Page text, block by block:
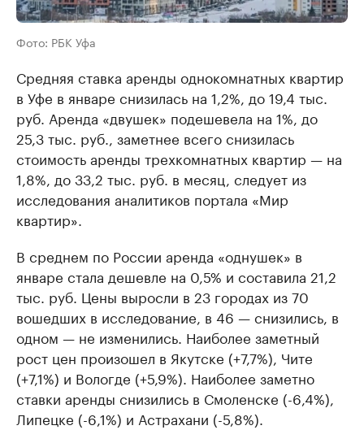
Фото: РБК Уфа
Средняя ставка аренды однокомнатных квартир
в Уфе в январе снизилась на 1,2%, до 19,4 тыс.
руб. Аренда «двушек» подешевела на 1%, до
25,3 тыс. руб., заметнее всего снизилась
стоимость аренды трехкомнатных квартир — на
1,8%, до 33,2 тыс. руб. в месяц, следует из
исследования аналитиков портала «Мир
квартир».
В среднем по России аренда «однушек» в
январе стала дешевле на 0,5% и составила 21,2
тыс. руб. Цены выросли в 23 городах из 70
вошедших в исследование, в 46 — снизились, в
одном — не изменились. Наиболее заметный
рост цен произошел в Якутске (+7,7%), Чите
(+7,1%) и Вологде (+5,9%). Наиболее заметно
ставки аренды снизились в Смоленске (-6,4%),
Липецке (-6,1%) и Астрахани (-5,8%).